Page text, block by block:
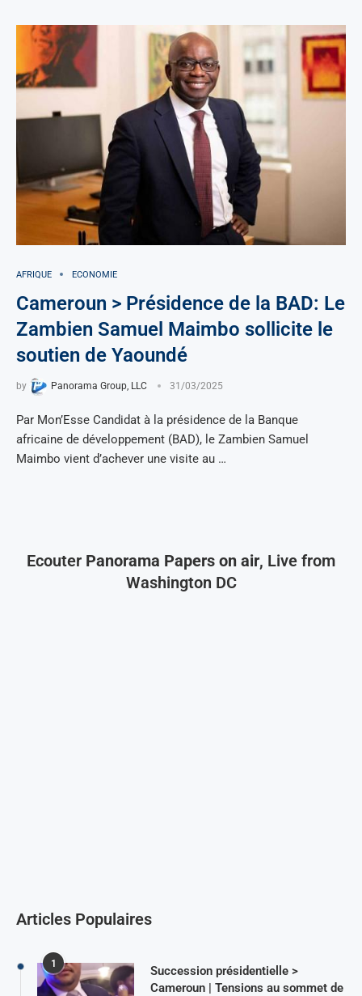
AFRIQUE ECONOMIE
Cameroun > Présidence de la BAD: Le
Zambien Samuel Maimbo sollicite le
soutien de Yaoundé
by Panorama Group, LLC 31/03/2025
Par Mon’Esse Candidat à la présidence de la Banque
africaine de développement (BAD), le Zambien Samuel
Maimbo vient d’achever une visite au …
Ecouter Panorama Papers on air, Live from
Washington DC
Articles Populaires
1
Succession présidentielle >
Cameroun | Tensions au sommet de